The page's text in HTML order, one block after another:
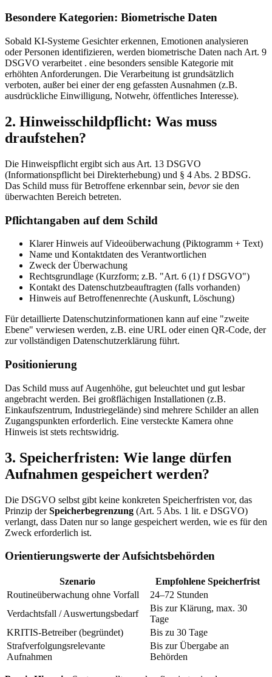
Besondere Kategorien: Biometrische Daten
Sobald KI-Systeme Gesichter erkennen, Emotionen analysieren
oder Personen identifizieren, werden biometrische Daten nach Art. 9
DSGVO verarbeitet . eine besonders sensible Kategorie mit
erhöhten Anforderungen. Die Verarbeitung ist grundsätzlich
verboten, außer bei einer der eng gefassten Ausnahmen (z.B.
ausdrückliche Einwilligung, Notwehr, öffentliches Interesse).
2. Hinweisschildpflicht: Was muss
draufstehen?
Die Hinweispflicht ergibt sich aus Art. 13 DSGVO
(Informationspflicht bei Direkterhebung) und § 4 Abs. 2 BDSG.
Das Schild muss für Betroffene erkennbar sein, bevorsie den
überwachten Bereich betreten.
Pflichtangaben auf dem Schild
Klarer Hinweis auf Videoüberwachung (Piktogramm + Text)
Name und Kontaktdaten des Verantwortlichen
Zweck der Überwachung
Rechtsgrundlage (Kurzform; z.B. "Art. 6 (1) f DSGVO")
Kontakt des Datenschutzbeauftragten (falls vorhanden)
Hinweis auf Betroffenenrechte (Auskunft, Löschung)
Für detaillierte Datenschutzinformationen kann auf eine "zweite
Ebene" verwiesen werden, z.B. eine URL oder einen QR-Code, der
zur vollständigen Datenschutzerklärung führt.
Positionierung
Das Schild muss auf Augenhöhe, gut beleuchtet und gut lesbar
angebracht werden. Bei großflächigen Installationen (z.B.
Einkaufszentrum, Industriegelände) sind mehrere Schilder an allen
Zugangspunkten erforderlich. Eine versteckte Kamera ohne
Hinweis ist stets rechtswidrig.
3. Speicherfristen: Wie lange dürfen
Aufnahmen gespeichert werden?
Die DSGVO selbst gibt keine konkreten Speicherfristen vor, das
Prinzip derSpeicherbegrenzung (Art. 5 Abs. 1 lit. e DSGVO)
verlangt, dass Daten nur so lange gespeichert werden, wie es für den
Zweck erforderlich ist.
Orientierungswerte der Aufsichtsbehörden
Szenario
Empfohlene Speicherfrist
Routineüberwachung ohne Vorfall
24–72 Stunden
Verdachtsfall / Auswertungsbedarf
Bis zur Klärung, max. 30
Tage
KRITIS-Betreiber (begründet)
Bis zu 30 Tage
Strafverfolgungsrelevante
Aufnahmen
Bis zur Übergabe an
Behörden